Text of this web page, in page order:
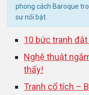
phong cách Baroque
sư nổi bật.
10 bức tranh
Nghệ thuật
thấy!
Tranh cổ tích –